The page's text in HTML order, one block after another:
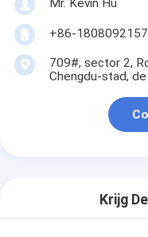
Mr. Kevin Hu
+86-
709#, sector 2,
Chengdu-stad, de
Krijg